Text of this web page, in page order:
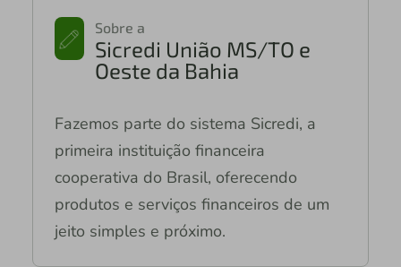
Sobre a
Sicredi União MS/TO e
Oeste da Bahia
Fazemos parte do sistema Sicredi, a
primeira instituição financeira
cooperativa do Brasil, oferecendo
produtos e serviços financeiros de um
jeito simples e próximo.